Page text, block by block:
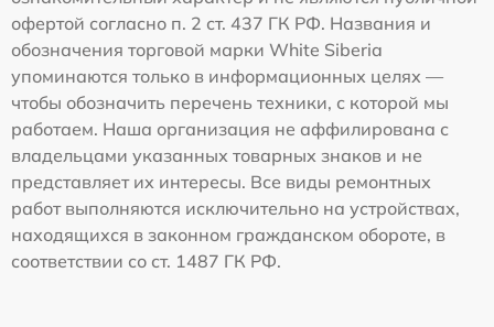
офертой согласно п. 2 ст. 437 ГК РФ. Названия и
обозначения торговой марки White Siberia
упоминаются только в информационных целях —
чтобы обозначить перечень техники, с которой мы
работаем. Наша организация не аффилирована с
владельцами указанных товарных знаков и не
представляет их интересы. Все виды ремонтных
работ выполняются исключительно на устройствах,
находящихся в законном гражданском обороте, в
соответствии со ст. 1487 ГК РФ.